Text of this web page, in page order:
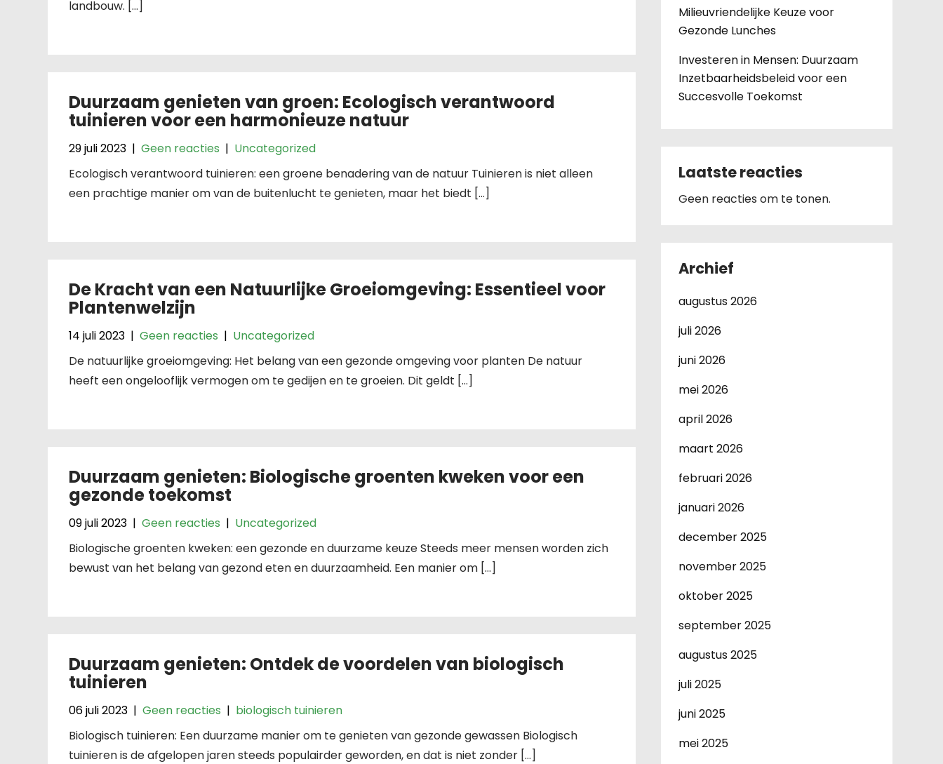
landbouw. […]
Duurzaam genieten van groen: Ecologisch verantwoord
tuinieren voor een harmonieuze natuur
29 juli 2023 | Geen reacties | Uncategorized
Ecologisch verantwoord tuinieren: een groene benadering van de natuur Tuinieren is niet alleen
een prachtige manier om van de buitenlucht te genieten, maar het biedt […]
De Kracht van een Natuurlijke Groeiomgeving: Essentieel voor
Plantenwelzijn
14 juli 2023 | Geen reacties | Uncategorized
De natuurlijke groeiomgeving: Het belang van een gezonde omgeving voor planten De natuur
heeft een ongelooflijk vermogen om te gedijen en te groeien. Dit geldt […]
Duurzaam genieten: Biologische groenten kweken voor een
gezonde toekomst
09 juli 2023 | Geen reacties | Uncategorized
Biologische groenten kweken: een gezonde en duurzame keuze Steeds meer mensen worden zich
bewust van het belang van gezond eten en duurzaamheid. Een manier om […]
Duurzaam genieten: Ontdek de voordelen van biologisch
tuinieren
06 juli 2023 | Geen reacties | biologisch tuinieren
Biologisch tuinieren: Een duurzame manier om te genieten van gezonde gewassen Biologisch
tuinieren is de afgelopen jaren steeds populairder geworden, en dat is niet zonder […]
Milieuvriendelijke Keuze voor
Gezonde Lunches
Investeren in Mensen: Duurzaam
Inzetbaarheidsbeleid voor een
Succesvolle Toekomst
Laatste reacties
Geen reacties om te tonen.
Archief
augustus 2026
juli 2026
juni 2026
mei 2026
april 2026
maart 2026
februari 2026
januari 2026
december 2025
november 2025
oktober 2025
september 2025
augustus 2025
juli 2025
juni 2025
mei 2025